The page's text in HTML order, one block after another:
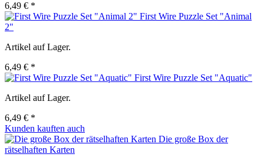
6,49 € *
First Wire Puzzle Set "Animal
2"
Artikel auf Lager.
6,49 € *
First Wire Puzzle Set "Aquatic"
Artikel auf Lager.
6,49 € *
Kunden kauften auch
Die große Box der
rätselhaften Karten